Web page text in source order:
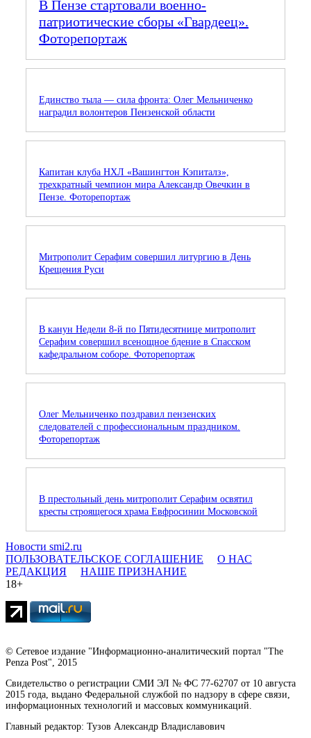
В Пензе стартовали военно-
патриотические сборы «Гвардеец».
Фоторепортаж
Единство тыла — сила фронта: Олег Мельниченко
наградил волонтеров Пензенской области
Капитан клуба НХЛ «Вашингтон Кэпиталз»,
трехкратный чемпион мира Александр Овечкин в
Пензе. Фоторепортаж
Митрополит Серафим совершил литургию в День
Крещения Руси
В канун Недели 8-й по Пятидесятнице митрополит
Серафим совершил всенощное бдение в Спасском
кафедральном соборе. Фоторепортаж
Олег Мельниченко поздравил пензенских
следователей с профессиональным праздником.
Фоторепортаж
В престольный день митрополит Серафим освятил
кресты строящегося храма Евфросинии Московской
Новости smi2.ru
ПОЛЬЗОВАТЕЛЬСКОЕ СОГЛАШЕНИЕ
О НАС
РЕДАКЦИЯ
НАШЕ ПРИЗНАНИЕ
18+
© Сетевое издание "Информационно-аналитический портал "The
Penza Post", 2015
Свидетельство о регистрации СМИ ЭЛ № ФС 77-62707 от 10 августа
2015 года, выдано Федеральной службой по надзору в сфере связи,
информационных технологий и массовых коммуникаций.
Главный редактор: Тузов Александр Владиславович